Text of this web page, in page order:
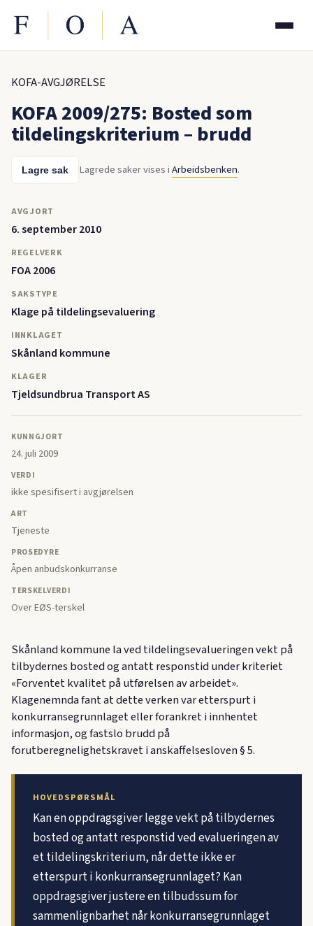
KOFA-AVGJØRELSE
KOFA 2009/275: Bosted som
tildelingskriterium – brudd
Lagre sak Lagrede saker vises iArbeidsbenken.
AVGJORT
6. september 2010
REGELVERK
FOA 2006
SAKSTYPE
Klage på tildelingsevaluering
INNKLAGET
Skånland kommune
KLAGER
Tjeldsundbrua Transport AS
KUNNGJORT
24. juli 2009
VERDI
ikke spesifisert i avgjørelsen
ART
Tjeneste
PROSEDYRE
Åpen anbudskonkurranse
TERSKELVERDI
Over EØS-terskel
Skånland kommune la ved tildelingsevalueringen vekt på
tilbydernes bosted og antatt responstid under kriteriet
«Forventet kvalitet på utførelsen av arbeidet».
Klagenemnda fant at dette verken var etterspurt i
konkurransegrunnlaget eller forankret i innhentet
informasjon, og fastslo brudd på
forutberegnelighetskravet i anskaffelsesloven § 5.
HOVEDSPØRSMÅL
Kan en oppdragsgiver legge vekt på tilbydernes
bosted og antatt responstid ved evalueringen av
et tildelingskriterium, når dette ikke er
etterspurt i konkurransegrunnlaget? Kan
oppdragsgiver justere en tilbudssum for
sammenlignbarhet når konkurransegrunnlaget